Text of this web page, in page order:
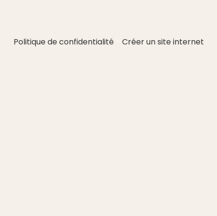
Politique de confidentialité Créer un site internet